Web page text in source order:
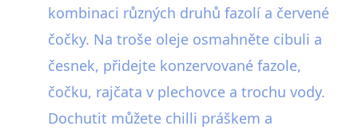
kombinaci různých druhů fazolí a červené
čočky. Na troše oleje osmahněte cibuli a
česnek, přidejte konzervované fazole,
čočku, rajčata v plechovce a trochu vody.
Dochutit můžete chilli práškem a